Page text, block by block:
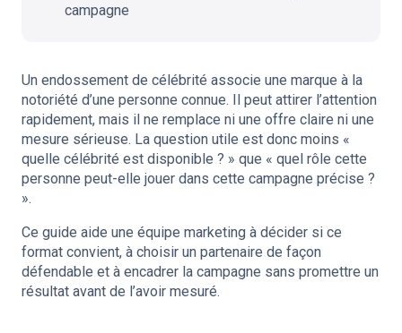
campagne
Un endossement de célébrité associe une marque à la
notoriété d’une personne connue. Il peut attirer l’attention
rapidement, mais il ne remplace ni une offre claire ni une
mesure sérieuse. La question utile est donc moins «
quelle célébrité est disponible ? » que « quel rôle cette
personne peut-elle jouer dans cette campagne précise ?
».
Ce guide aide une équipe marketing à décider si ce
format convient, à choisir un partenaire de façon
défendable et à encadrer la campagne sans promettre un
résultat avant de l’avoir mesuré.